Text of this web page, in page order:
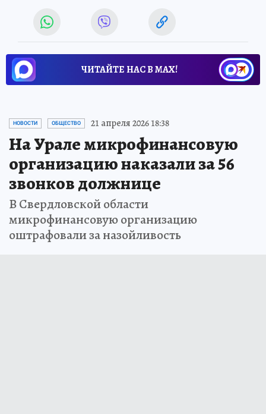
ЧИТАЙТЕ НАС В МАХ!
НОВОСТИ ОБЩЕСТВО 21 апреля 2026 18:38
На Урале микрофинансовую
организацию наказали за 56
звонков должнице
В Свердловской области
микрофинансовую организацию
оштрафовали за назойливость